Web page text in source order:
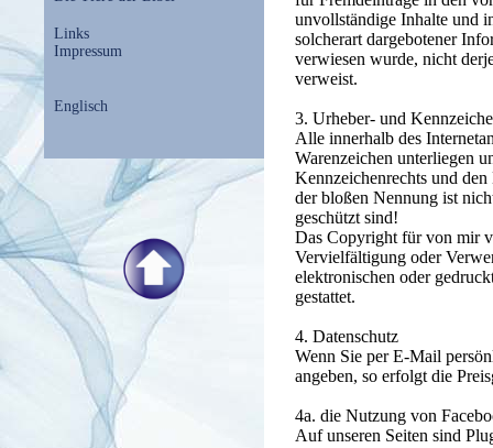
Links
Impressum
Englisch
unvollständige Inhalte und
solcherart dargebotener
verwiesen wurde, nicht
verweist.
3. Urheber- und
Alle innerhalb des
Warenzeichen unterliegen
Kennzeichenrechts und
der bloßen Nennung ist
geschützt sind!
Das Copyright für von mir
Vervielfältigung oder
elektronischen oder
gestattet.
4. Datenschutz
Wenn Sie per E-Mail
angeben, so erfolgt die
4a. die Nutzung von
Auf unseren Seiten sind